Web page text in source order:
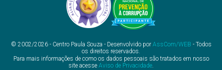
© 2002/2026 - Centro Paula Souza - Desenvolvido por AssCom/WEB - Todos
os direitos reservados.
Para mais informações de como os dados pessoais são tratados em nosso
site acesse Aviso de Privacidade.